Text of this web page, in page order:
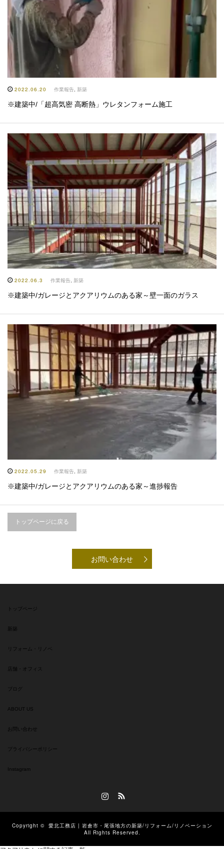
2022.06.20 作業報告, 新築
※建築中/「超高気密 高断熱」ウレタンフォーム施工
2022.06.3 作業報告 新築
※建築中/ガレージとアクアリウムのある家～壁一面のガラス
2022.05.29 作業報告 新築
※建築中/ガレージとアクアリウムのある家～進捗報告
トップページに戻る
お問い合わせ
トップページ
新築
リフォーム・リノベ
店舗・オフィス
ブログ
ABOUT US
お問い合わせ
プライバシーポリシー
Instagram
Copyright © 愛北工務店 | 岩倉市・尾張地方の新築/リフォーム/リノベーション
All Rights Reserved.